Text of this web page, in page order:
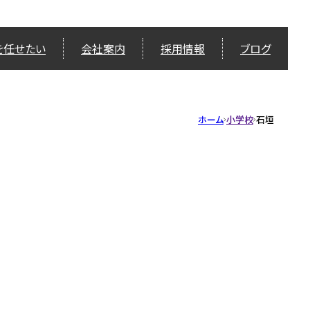
せたい 会社案内 採用情報 ブログ
ホーム 小学校 石垣